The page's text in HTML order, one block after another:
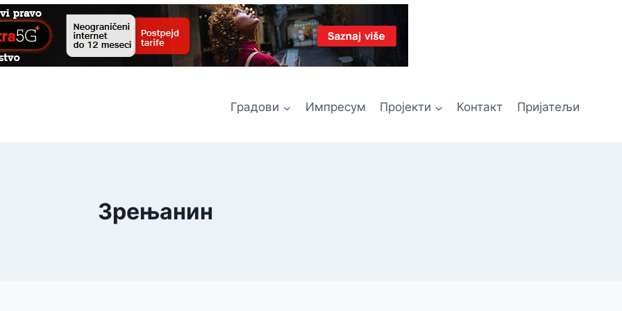
Градови Импресум Пројекти Контакт Пријатељи
Зрењанин